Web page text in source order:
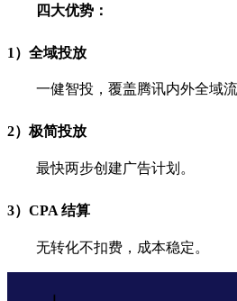
四大优势：
1）全域投放
一健智投，覆盖腾讯内外全域流
2）极简投放
最快两步创建广告计划。
3）CPA 结算
无转化不扣费，成本稳定。